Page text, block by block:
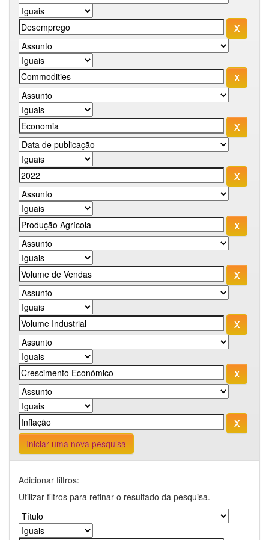
Iniciar uma nova pesquisa
Adicionar filtros:
Utilizar filtros para refinar o resultado da pesquisa.